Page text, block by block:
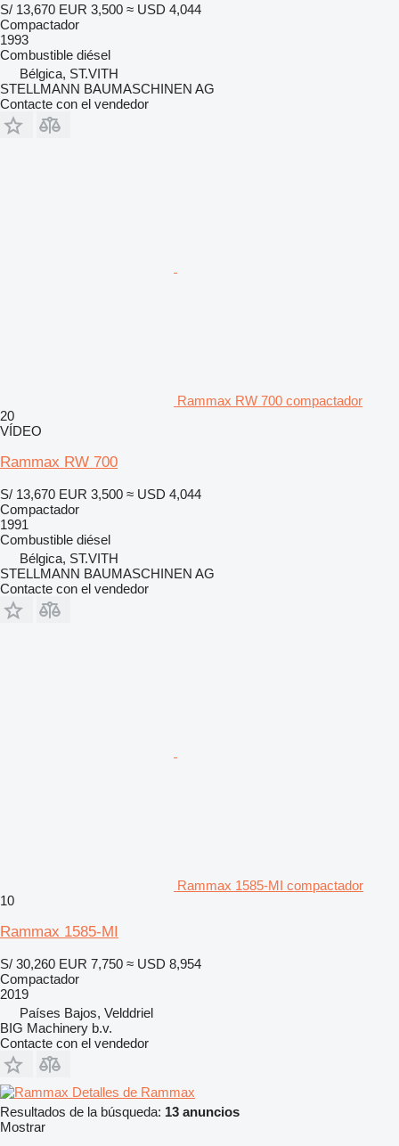
S/ 13,670 EUR 3,500 ≈ USD 4,044
Compactador
1993
Combustible diésel
Bélgica, ST.VITH
STELLMANN BAUMASCHINEN AG
Contacte con el vendedor
Rammax RW 700 compactador
20
VÍDEO
Rammax RW 700
S/ 13,670 EUR 3,500 ≈ USD 4,044
Compactador
1991
Combustible diésel
Bélgica, ST.VITH
STELLMANN BAUMASCHINEN AG
Contacte con el vendedor
Rammax 1585-MI compactador
10
Rammax 1585-MI
S/ 30,260 EUR 7,750 ≈ USD 8,954
Compactador
2019
Países Bajos, Velddriel
BIG Machinery b.v.
Contacte con el vendedor
Detalles de Rammax
Resultados de la búsqueda: 13 anuncios
Mostrar